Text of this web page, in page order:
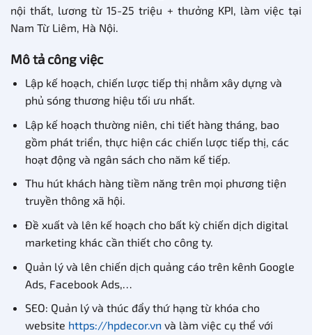
nội thất, lương từ 15-25 triệu + thưởng KPI, làm việc tại
Nam Từ Liêm, Hà Nội.
Mô tả công việc
Lập kế hoạch, chiến lược tiếp thị nhằm xây dựng và
phủ sóng thương hiệu tối ưu nhất.
Lập kế hoạch thường niên, chi tiết hàng tháng, bao
gồm phát triển, thực hiện các chiến lược tiếp thị, các
hoạt động và ngân sách cho năm kế tiếp.
Thu hút khách hàng tiềm năng trên mọi phương tiện
truyền thông xã hội.
Đề xuất và lên kế hoạch cho bất kỳ chiến dịch digital
marketing khác cần thiết cho công ty.
Quản lý và lên chiến dịch quảng cáo trên kênh Google
Ads, Facebook Ads,…
SEO: Quản lý và thúc đẩy thứ hạng từ khóa cho
website https://hpdecor.vn và làm việc cụ thể với